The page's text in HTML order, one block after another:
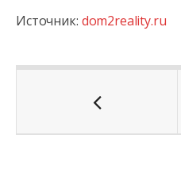
Источник: dom2reality.ru